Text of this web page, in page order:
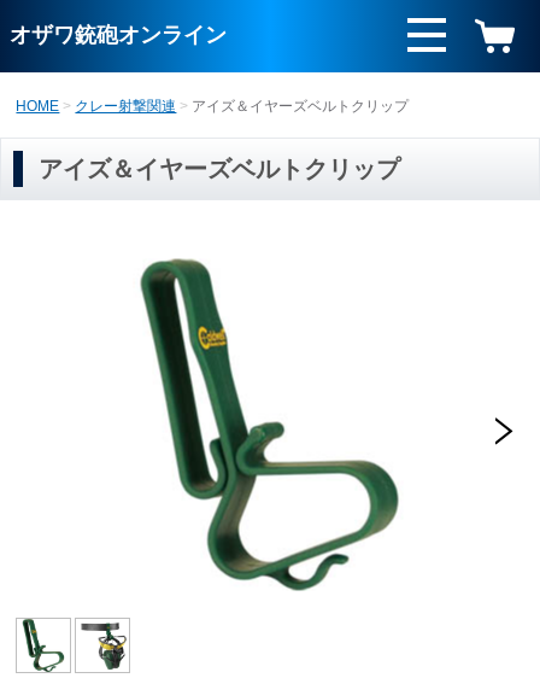
オザワ銃砲オンライン
HOME クレー射撃関連 アイズ＆イヤーズベルトクリップ
アイズ＆イヤーズベルトクリップ